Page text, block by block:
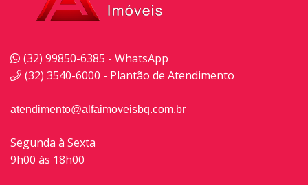
(32) 99850-6385 - WhatsApp
(32) 3540-6000 - Plantão de Atendimento
atendimento@alfaimoveisbq.com.br
Segunda à Sexta
9h00 às 18h00